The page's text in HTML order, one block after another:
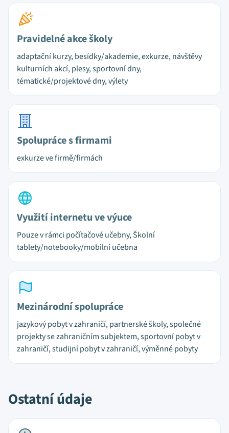
Pravidelné akce školy
adaptační kurzy, besídky/akademie, exkurze, návštěvy
kulturních akcí, plesy, sportovní dny,
tématické/projektové dny, výlety
Spolupráce s firmami
exkurze ve firmě/firmách
Využití internetu ve výuce
Pouze v rámci počítačové učebny, Školní
tablety/notebooky/mobilní učebna
Mezinárodní spolupráce
jazykový pobyt v zahraničí, partnerské školy, společné
projekty se zahraničním subjektem, sportovní pobyt v
zahraničí, studijní pobyt v zahraničí, výměnné pobyty
Ostatní údaje